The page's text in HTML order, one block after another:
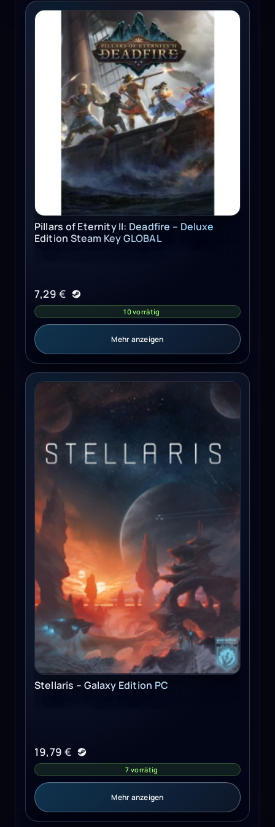
Pillars of Eternity II: Deadfire - Deluxe Edition Steam Key
Pillars of Eternity II: Deadfire – Deluxe
Edition Steam Key GLOBAL
7,29 €
10 vorrätig
Mehr anzeigen
Stellaris - Galaxy Edition PC - Steam Key - EUROPE
Stellaris – Galaxy Edition PC
19,79 €
7 vorrätig
Mehr anzeigen